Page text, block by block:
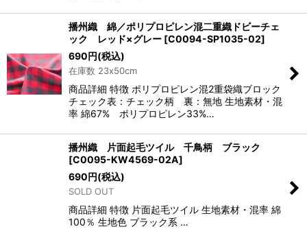
播州織 綿／ポリプロピレン混二重織ドビーチェ
ック レッド×グレー [C0094-SP1035-02]
690円(税込)
在庫数 23x50cm
商品詳細 特徴 ポリプロピレン混2重袋織ブロック
チェック表：チェック柄 裏：無地 生地素材・混
率 綿67% ポリプロピレン33%…
播州織 片面起毛ツイル 千鳥柄 ブラック
[C0095-KW4569-02A]
690円(税込)
SOLD OUT
商品詳細 特徴 片面起毛ツイル 生地素材・混率 綿
100％ 生地色 ブラック系 …